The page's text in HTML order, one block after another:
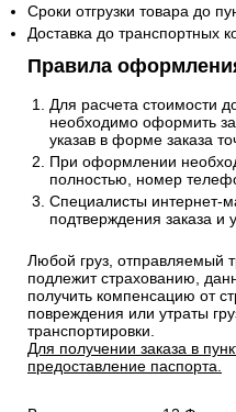
Сроки отгрузки товара до
Доставка до транспортных
Правила
Для расчета стоимости
необходимо оформить
указав в форме заказа
При оформлении
полностью, номер
Специалисты интернет-
подтверждения заказа и
Любой груз, отправляемый
подлежит страхованию,
получить компенсацию от
повреждения или утраты
транспортировки.
Для получении заказа в
предоставление паспорта.